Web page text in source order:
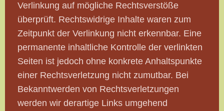
Verlinkung auf mögliche Rechtsverstöße
überprüft. Rechtswidrige Inhalte waren zum
Zeitpunkt der Verlinkung nicht erkennbar. Eine
permanente inhaltliche Kontrolle der verlinkten
Seiten ist jedoch ohne konkrete Anhaltspunkte
einer Rechtsverletzung nicht zumutbar. Bei
Bekanntwerden von Rechtsverletzungen
werden wir derartige Links umgehend